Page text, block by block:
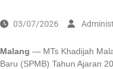
03/07/2026
Malang — MTs Khadijah
Baru (SPMB) Tahun Ajaran